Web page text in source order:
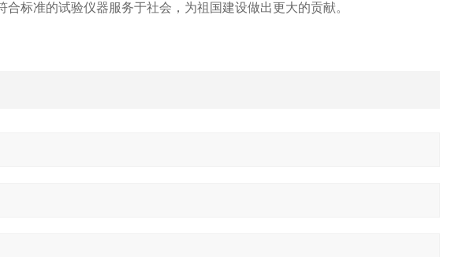
标准的试验仪器服务于社会，为祖国建设做出更大的贡献。